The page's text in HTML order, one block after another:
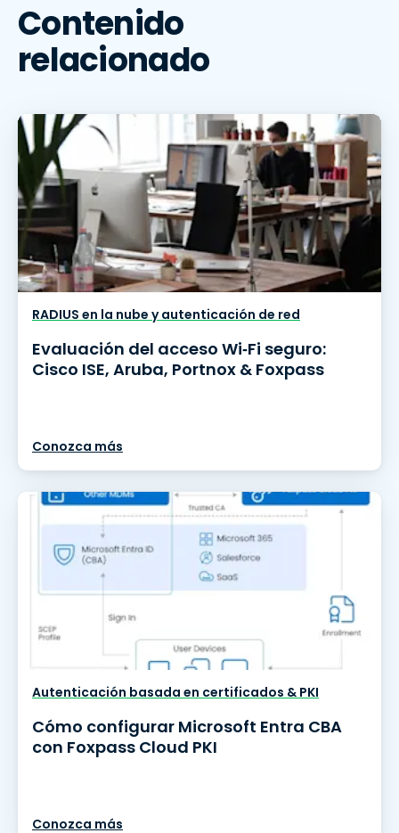
Contenido
relacionado
RADIUS en la nube y autenticación de red
Evaluación del acceso Wi‑Fi seguro:
Cisco ISE, Aruba, Portnox & Foxpass
Conozca más
Autenticación basada en certificados & PKI
Cómo configurar Microsoft Entra CBA
con Foxpass Cloud PKI
Conozca más